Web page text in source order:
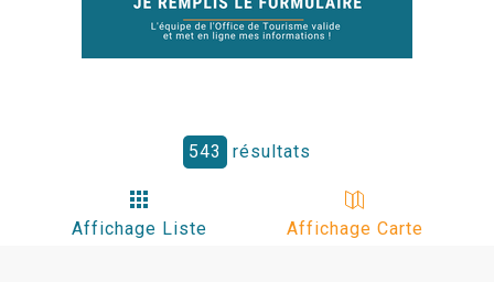
543 résultats
Affichage Liste Affichage Carte